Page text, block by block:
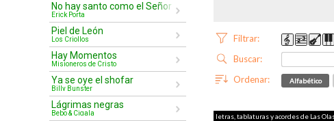
No hay santo como el Señor
Erick Porta
Piel de León
Los Criollos
Hay Momentos
Misioneros de Cristo
Ya se oye el shofar
Billy Bunster
Lágrimas negras
Bebo & Cigala
Filtrar:
Buscar:
Ordenar: Alfabético
letras, tablaturas y acordes de Las